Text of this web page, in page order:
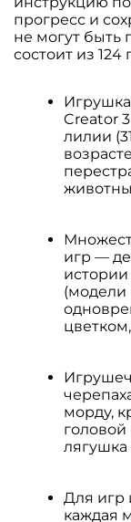
прогресс и
не могут быть
состоит из 124
Игрушка
Creator
лилии
игр —
(модели
морду,
головой
Для игр
каждая